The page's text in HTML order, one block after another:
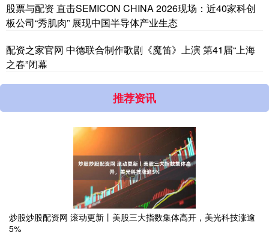
股票与配资 直击SEMICON CHINA 2026现场：近40家科创
板公司“秀肌肉” 展现中国半导体产业生态
配资之家官网 中德联合制作歌剧《魔笛》上演 第41届“上海
之春”闭幕
推荐资讯
炒股炒股配资网 滚动更新丨美股三大指数集体高开，美光科技涨逾
5%